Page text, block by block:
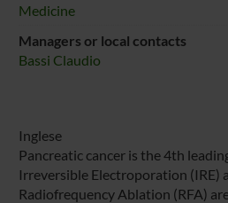
Medicine
Managers or local contacts
Bassi Claudio
Inglese
Pancreatic cancer is the 4th
Irreversible Electroporation (IRE)
Radiofrequency Ablation (RFA)